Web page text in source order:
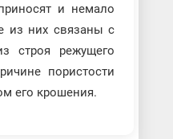
и немало
из них связаны с
строя режущего
пористости
его крошения.